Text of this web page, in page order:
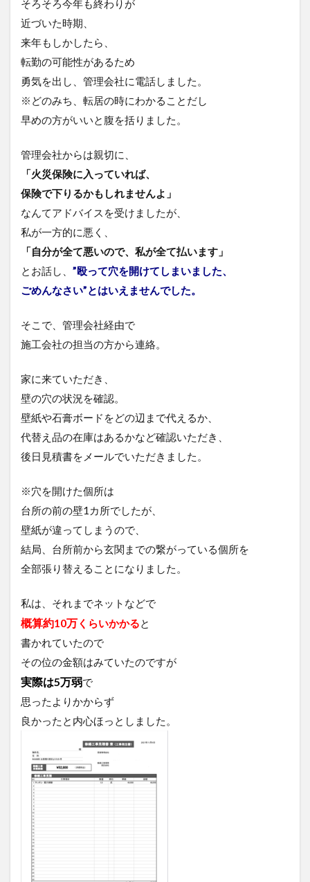
そろそろ今年も終わりが
近づいた時期、
来年もしかしたら、
転勤の可能性があるため
勇気を出し、管理会社に電話しました。
※どのみち、転居の時にわかることだし
早めの方がいいと腹を括りました。
管理会社からは親切に、
「火災保険に入っていれば、
保険で下りるかもしれませんよ」
なんてアドバイスを受けましたが、
私が一方的に悪く、
「自分が全て悪いので、私が全て払います」
とお話し、 ”殴って穴を開けてしまいました、
ごめんなさい”とはいえませんでした。
そこで、管理会社経由で
施工会社の担当の方から連絡。
家に来ていただき、
壁の穴の状況を確認。
壁紙や石膏ボードをどの辺まで代えるか、
代替え品の在庫はあるかなど確認いただき、
後日見積書をメールでいただきました。
※穴を開けた個所は
台所の前の壁1カ所でしたが、
壁紙が違ってしまうので、
結局、台所前から玄関までの繋がっている個所を
全部張り替えることになりました。
私は、それまでネットなどで
概算約10万 くらいかかる と
書かれていたので
その位の金額はみていたのですが
実際は5万弱で
思ったよりかからず
良かったと内心ほっとしました。